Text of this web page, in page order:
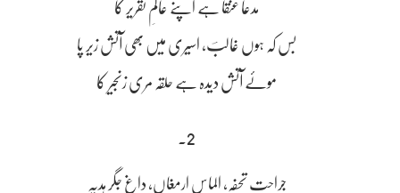
مدعا عنقا ہے اپنے عالمِ تقریر کا
بس کہ ہوں غالبؔ، اسیری میں بھی آتش زیر پا
موئے آتش دیدہ ہے حلقہ مری زنجیر کا
2۔
جراحت تحفہ، الماس ارمغاں، داغِ جگر ہدیہ